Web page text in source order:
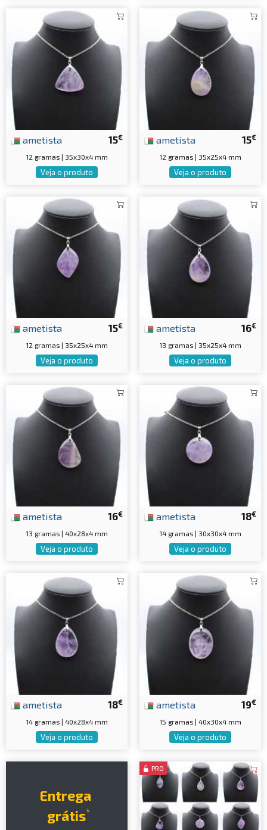
15€
ametista
12 gramas | 35x30x4 mm
Veja o produto
15€
ametista
12 gramas | 35x25x4 mm
Veja o produto
15€
ametista
12 gramas | 35x25x4 mm
Veja o produto
16€
ametista
13 gramas | 35x25x4 mm
Veja o produto
16€
ametista
13 gramas | 40x28x4 mm
Veja o produto
18€
ametista
14 gramas | 30x30x4 mm
Veja o produto
18€
ametista
14 gramas | 40x28x4 mm
Veja o produto
19€
ametista
15 gramas | 40x30x4 mm
Veja o produto
Entrega
grátis*
PRO